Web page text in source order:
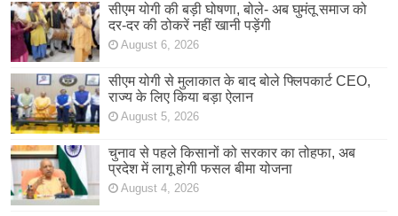
सीएम योगी की बड़ी घोषणा, बोले- अब घुमंतू समाज को
दर-दर की ठोकरें नहीं खानी पड़ेंगी
August 6, 2026
सीएम योगी से मुलाकात के बाद बोले फ्लिपकार्ट CEO,
राज्य के लिए किया बड़ा ऐलान
August 5, 2026
चुनाव से पहले किसानों को सरकार का तोहफा, अब
प्रदेश में लागू होगी फसल बीमा योजना
August 4, 2026